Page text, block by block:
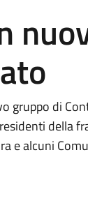
gruppo di
della
e alcuni